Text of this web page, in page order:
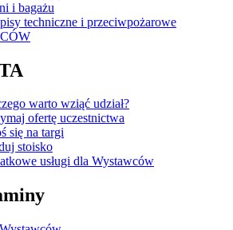
i bagażu
techniczne i przeciwpożarowe
warto wziąć udział?
ofertę uczestnictwa
się na targi
stoisko
usługi dla Wystawców